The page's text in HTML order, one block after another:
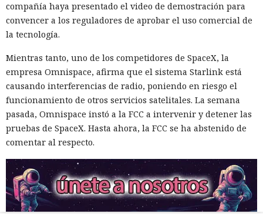
compañía haya presentado el video de demostración para
convencer a los reguladores de aprobar el uso comercial de
la tecnología.
Mientras tanto, uno de los competidores de SpaceX, la
empresa Omnispace, afirma que el sistema Starlink está
causando interferencias de radio, poniendo en riesgo el
funcionamiento de otros servicios satelitales. La semana
pasada, Omnispace instó a la FCC a intervenir y detener las
pruebas de SpaceX. Hasta ahora, la FCC se ha abstenido de
comentar al respecto.